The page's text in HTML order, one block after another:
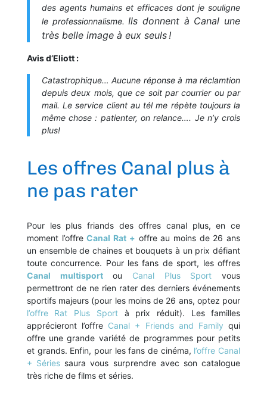
des agents humains et efficaces dont je souligne
le professionnalisme. Ils donnent à Canal une
très belle image à eux seuls !
Avis d’Eliott :
Catastrophique… Aucune réponse à ma réclamtion
depuis deux mois, que ce soit par courrier ou par
mail. Le service client au tél me répète toujours la
même chose : patienter, on relance…. Je n’y crois
plus!
Les offres Canal plus à
ne pas rater
Pour les plus friands des offres canal plus, en ce
moment l’offreCanal Rat + offre au moins de 26 ans
un ensemble de chaines et bouquets à un prix défiant
toute concurrence. Pour les fans de sport, les offres
Canal multisportou Canal Plus Sport vous
permettront de ne rien rater des derniers événements
sportifs majeurs (pour les moins de 26 ans, optez pour
l’offre Rat Plus Sportà prix réduit). Les familles
apprécieront l’offre Canal + Friends and Family qui
offre une grande variété de programmes pour petits
et grands. Enfin, pour les fans de cinéma, l’offre Canal
+ Séries saura vous surprendre avec son catalogue
très riche de films et séries.